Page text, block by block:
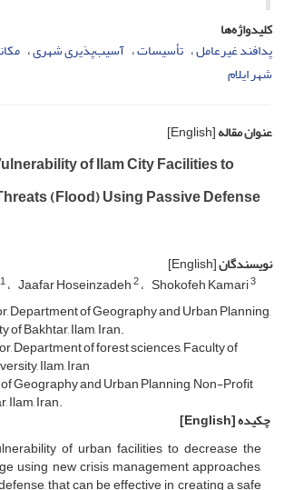
کلیدواژه‌ها
پدافند غیرعامل تأسیسات آسیب‌پذیری شهری
شهر ایلام
عنوان مقاله[English]
of Ilam City Facilities to
(Flood) Using Passive Defense
نویسندگان[English]
1 Jaafar Hoseinzadeh2 Shokofeh Kamari3
Department of Geography and Urban Planning,
of Bakhtar, Ilam, Iran.
Department of forest sciences, Faculty of
Ilam, Iran
Geography and Urban Planning, Non-Profit
Ilam, Iran.
چکیده[English]
of urban facilities to decrease the
using new crisis management approaches,